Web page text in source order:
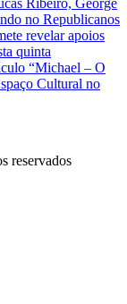
no Republicanos
revelar apoios
quinta
“Michael – O
Cultural no
reservados